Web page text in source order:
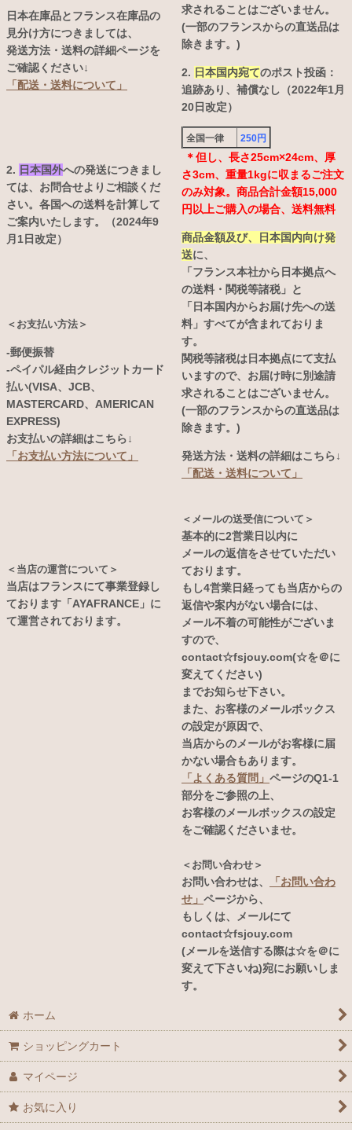
日本在庫品とフランス在庫品の
見分け方につきましては、
発送方法・送料の詳細ページを
ご確認ください↓
「配送・送料について」
2. 日本国外への発送につきまし
ては、お問合せよりご相談くだ
さい。各国への送料を計算して
ご案内いたします。（2024年9
月1日改定）
＜お支払い方法＞
-郵便振替
-ペイパル経由クレジットカード
払い(VISA、JCB、
MASTERCARD、AMERICAN
EXPRESS)
お支払いの詳細はこちら↓
「お支払い方法について」
＜当店の運営について＞
当店はフランスにて事業登録し
ております「AYAFRANCE」に
て運営されております。
求されることはございません。
(一部のフランスからの直送品は
除きます。)
2. 日本国内宛てのポスト投函：
追跡あり、補償なし（2022年1月
20日改定）
全国一律 250円
＊但し、長さ25cm×24cm、厚
さ3cm、重量1kgに収まるご注文
のみ対象。商品合計金額15,000
円以上ご購入の場合、送料無料
商品金額及び、日本国内向け発
送に、
「フランス本社から日本拠点へ
の送料・関税等諸税」と
「日本国内からお届け先への送
料」すべてが含まれておりま
す。
関税等諸税は日本拠点にて支払
いますので、お届け時に別途請
求されることはございません。
(一部のフランスからの直送品は
除きます。)
発送方法・送料の詳細はこちら↓
「配送・送料について」
＜メールの送受信について＞
基本的に2営業日以内に
メールの返信をさせていただい
ております。
もし4営業日経っても当店からの
返信や案内がない場合には、
メール不着の可能性がございま
すので、
contact☆fsjouy.com(☆を＠に
変えてください)
までお知らせ下さい。
また、お客様のメールボックス
の設定が原因で、
当店からのメールがお客様に届
かない場合もあります。
「よくある質問」 ページのQ1-1
部分をご参照の上、
お客様のメールボックスの設定
をご確認くださいませ。
＜お問い合わせ＞
お問い合わせは、
「お問い合わ
せ」 ページから、
もしくは、メールにて
contact☆fsjouy.com
(メールを送信する際は☆を＠に
変えて下さいね)宛にお願いしま
す。
ホーム
ショッピングカート
マイページ
お気に入り